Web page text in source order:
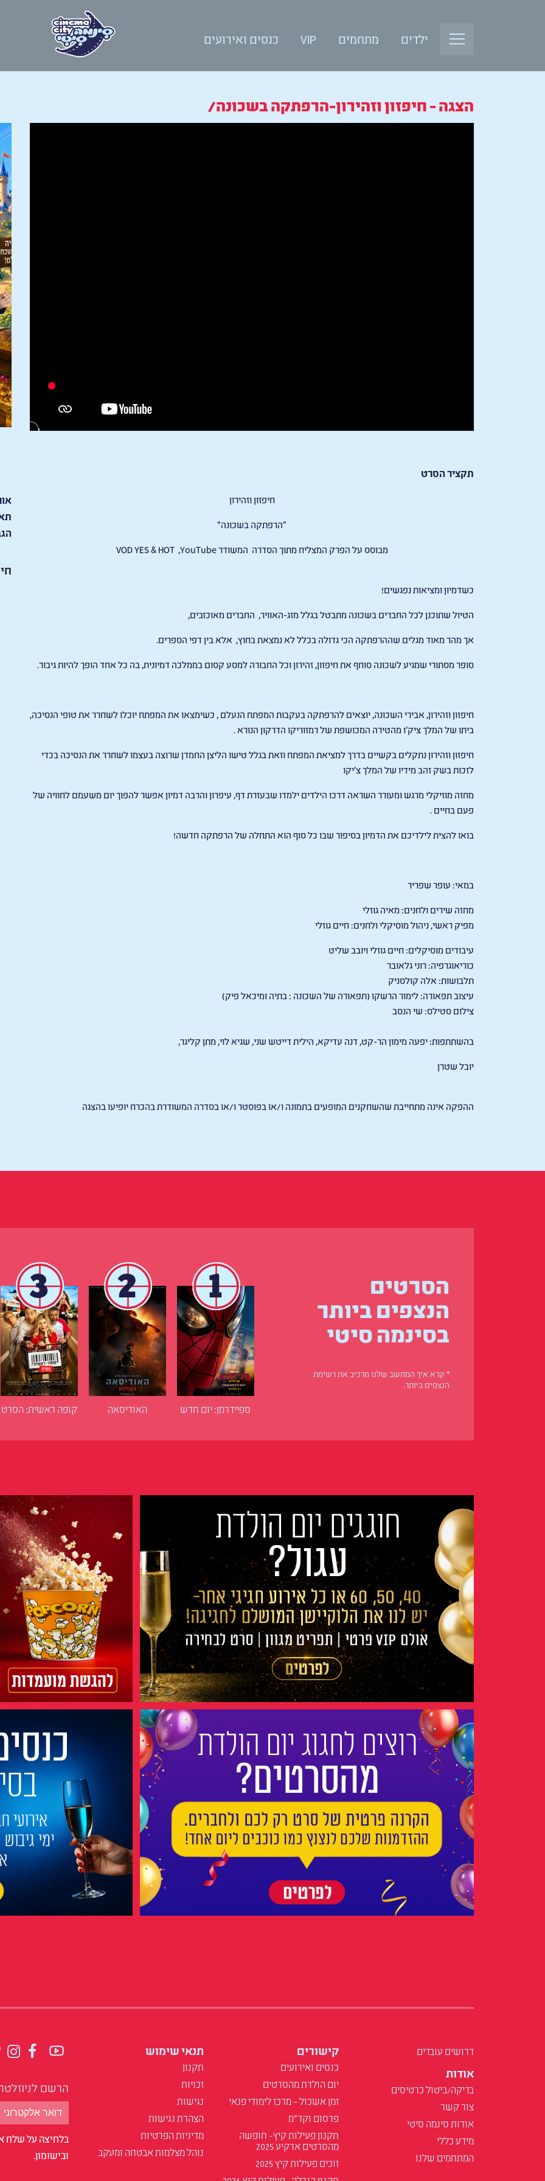
ילדים מתחמים VIP כנסים ואירועים
הצגה - חיפזון וזהירון-הרפתקה בשכונה/
תקציר הסרט
חיפזון וזהירון
"הרפתקה בשכונה"
מבוסס על הפרק המצליח מתוך הסדרה המשודרYouTube
,
HOT
&
YES
VOD
כשדמיון ומציאות נפגשים!
הטיול שתוכנן לכל החברים בשכונה מתבטל בגלל מזג-האוויר, החברים מאוכזבים,
אך מהר מאוד מגלים שההרפתקה הכי גדולה בכלל לא נמצאת בחוץ, אלא בין דפי הספרים.
סופר מסתורי שמגיע לשכונה סוחף את חיפזון, זהירון וכל החבורה למסע קסום בממלכה דמיונית, בה כל אחד הופך להיות גיבור.
חיפזון וזהירון, אבירי השכונה, יוצאים להרפתקה בעקבות המפתח הנעלם , כשימצאו את המפתח יוכלו לשחרר את טופי הנסיכה,
ביתו של המלך ציק'ו מהטירה המכושפת של רמזוריקו הדרקון הנורא.
חיפזון וזהירון נתקלים בקשיים בדרך למציאת המפתח וזאת בגלל טישו הליצן החמדן שרוצה בעצמו לשחרר את הנסיכה בכדי
לזכות בשק זהב מידיו של המלך צ'יקו
מחזה מוזיקלי מרגש ומעורר השראה דרכו הילדים ילמדו שבעזרת דף, עיפרון והרבה דמיון אפשר להפוך יום משעמם לחוויה של
פעם בחיים .
בואו להצית לילדיכם את הדמיון בסיפור שבו כל סוף הוא התחלה של הרפתקה חדשה!
במאי: עופר שפריר
מחזה שירים ולחנים: מאיה גוזלי
מפיק ראשי, ניהול מוסיקלי ולחנים: חיים גוזלי
עיבודים מוסיקלים: חיים גוזלי ויובב שליט
כוריאוגרפיה: רוני גלאובר
תלבושות: אלה קולסניק
עיצוב תפאורה: לימור הרשקו (תפאורה של השכונה : בתיה ומיכאל פיק)
צילום סטילס: שי הנסב
בהשתתפות: יפעה מימון הר-קט, דנה עדיקא, הילית דייטש שני, שגיא לוי, מתן קליגר,
יובל שטרן
ההפקה אינה מתחייבת שהשחקנים המופעים בתמונה ו/או בפוסטר ו/או בסדרה המשודרת בהכרח יופיעו בהצגה
הסרטים
הנצפים ביותר
בסינמה סיטי
* קרא איך המחשב שלנו מרכיב את רשימת
הנצפים ביותר.
1
ספיידרמן: יום חדש
2
האודיסאה
3
קופה ראשית: הסרט
דרושים עובדים
אודות
בדיקה/ביטול כרטיסים
צור קשר
אודות סינמה סיטי
מידע כללי
המתחמים שלנו
קישורים
כנסים ואירועים
יום הולדת מהסרטים
זמן אשכול – מרכז לימודי פנאי
פרסום וקד"מ
תקנון פעילות קיץ- חופשה
מהסרטים ארקיע 2025
זוכים פעילות קיץ 2025
תנאי שימוש
תקנון
זכויות
נגישות
הצהרת נגישות
מדיניות הפרטיות
נוהל מצלמות אבטחה ומעקב
הרשם
בלחיצה על שלח
ובישומון.